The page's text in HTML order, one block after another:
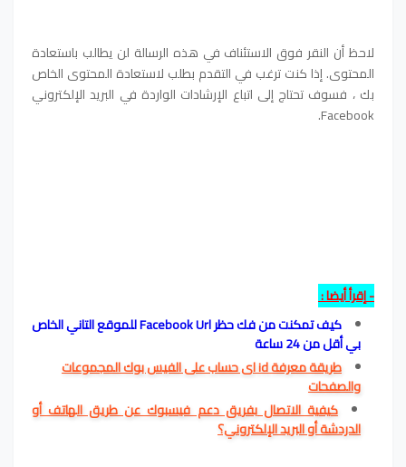
لاحظ أن النقر فوق الاستئناف في هذه الرسالة لن يطالب باستعادة
المحتوى. إذا كنت ترغب في التقدم بطلب لاستعادة المحتوى الخاص
بك ، فسوف تحتاج إلى اتباع الإرشادات الواردة في البريد الإلكتروني
Facebook.
-إقرأ أيضا:
كيف تمكنت من فك حظر Facebook Url للموقع التاني الخاص
بي أقل من 24 ساعة
طريقة معرفة id اى حساب على الفيس بوك المجموعات
والصفحات
كيفية الاتصال بفريق دعم فيسبوك عن طريق الهاتف أو
الدردشة أو البريد الإلكتروني؟